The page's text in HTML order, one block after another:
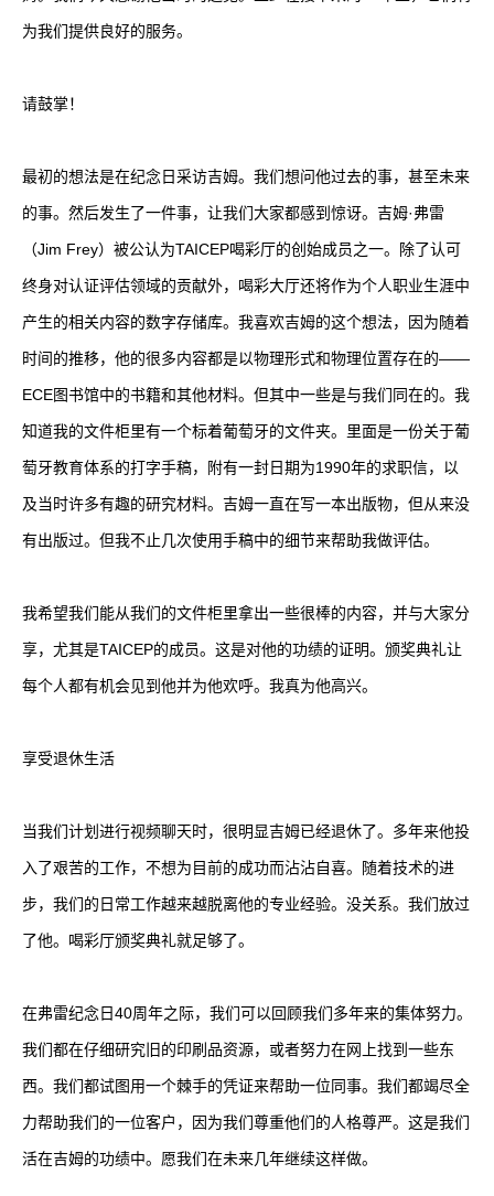
为我们提供良好的服务。
请鼓掌！
最初的想法是在纪念日采访吉姆。我们想问他过去的事，甚至未来
的事。然后发生了一件事，让我们大家都感到惊讶。吉姆·弗雷
（Jim Frey）被公认为TAICEP喝彩厅的创始成员之一。除了认可
终身对认证评估领域的贡献外，喝彩大厅还将作为个人职业生涯中
产生的相关内容的数字存储库。我喜欢吉姆的这个想法，因为随着
时间的推移，他的很多内容都是以物理形式和物理位置存在的——
ECE图书馆中的书籍和其他材料。但其中一些是与我们同在的。我
知道我的文件柜里有一个标着葡萄牙的文件夹。里面是一份关于葡
萄牙教育体系的打字手稿，附有一封日期为1990年的求职信，以
及当时许多有趣的研究材料。吉姆一直在写一本出版物，但从来没
有出版过。但我不止几次使用手稿中的细节来帮助我做评估。
我希望我们能从我们的文件柜里拿出一些很棒的内容，并与大家分
享，尤其是TAICEP的成员。这是对他的功绩的证明。颁奖典礼让
每个人都有机会见到他并为他欢呼。我真为他高兴。
享受退休生活
当我们计划进行视频聊天时，很明显吉姆已经退休了。多年来他投
入了艰苦的工作，不想为目前的成功而沾沾自喜。随着技术的进
步，我们的日常工作越来越脱离他的专业经验。没关系。我们放过
了他。喝彩厅颁奖典礼就足够了。
在弗雷纪念日40周年之际，我们可以回顾我们多年来的集体努力。
我们都在仔细研究旧的印刷品资源，或者努力在网上找到一些东
西。我们都试图用一个棘手的凭证来帮助一位同事。我们都竭尽全
力帮助我们的一位客户，因为我们尊重他们的人格尊严。这是我们
活在吉姆的功绩中。愿我们在未来几年继续这样做。